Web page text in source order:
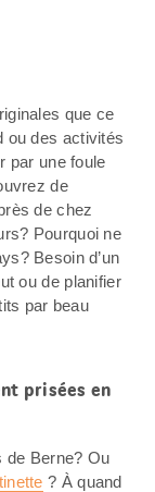
que ce
ou des activités
par une foule
de
de chez
Pourquoi ne
Besoin d’un
ou de planifier
par beau
prisées en
de Berne? Ou
? À quand